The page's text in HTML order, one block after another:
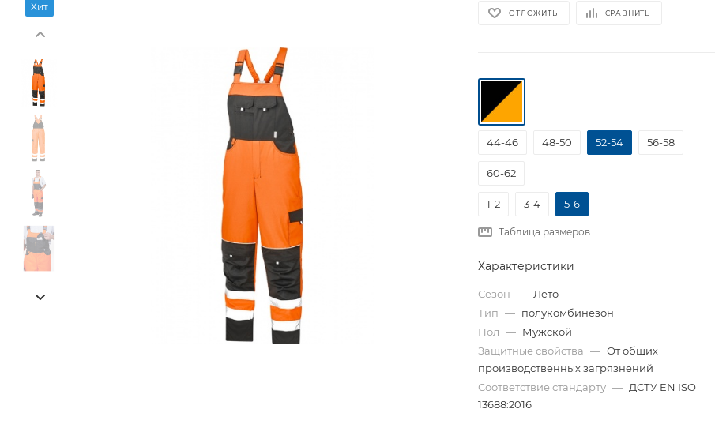
Хит
ОТЛОЖИТЬ СРАВНИТЬ
44-46 48-50 52-54 56-58
60-62
1-2 3-4 5-6
Таблица размеров
Характеристики
Сезон — Лето
Тип — полукомбинезон
Пол — Мужской
Защитные свойства — От общих
производственных загрязнений
Соответствие стандарту — ДСТУ EN ISO
13688:2016